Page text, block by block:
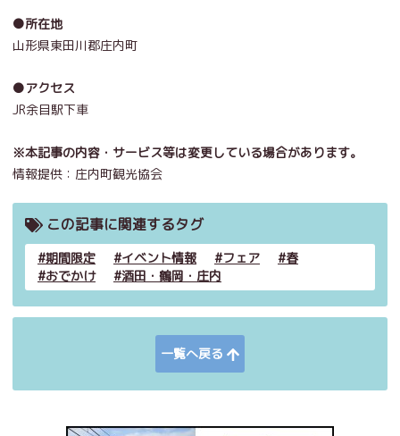
●所在地
山形県東田川郡庄内町
●アクセス
JR余目駅下車
※本記事の内容・サービス等は変更している場合があります。
情報提供：庄内町観光協会
この記事に関連するタグ
期間限定 イベント情報 フェア
春
おでかけ
酒田・鶴岡・庄内
一覧へ戻る